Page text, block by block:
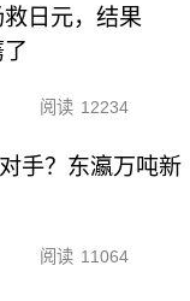
日元，结果
阅读 12234
手？东瀛万吨新
阅读 11064